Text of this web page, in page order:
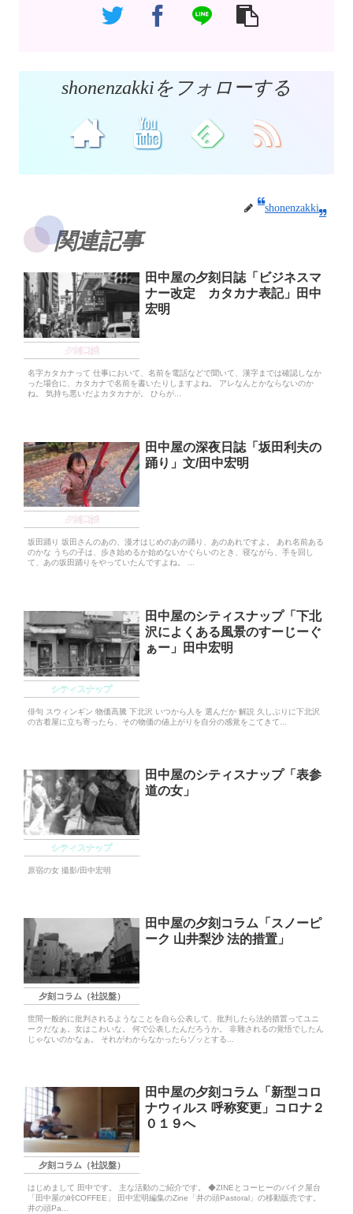
shonenzakkiをフォローする
shonenzakki
関連記事
夕刻日誌
田中屋の夕刻日誌「ビジネスマ
ナー改定 カタカナ表記」田中
宏明
名字カタカナって 仕事において、名前を電話などで聞いて、漢字までは確認しなか
った場合に、カタカナで名前を書いたりしますよね。 アレなんとかならないのか
ね。 気持ち悪いだよカタカナが。 ひらが...
夕刻日誌
田中屋の深夜日誌「坂田利夫の
踊り」文/田中宏明
坂田踊り 坂田さんのあの、漫才はじめのあの踊り、あのあれですよ。 あれ名前ある
のかな うちの子は、歩き始めるか始めないかぐらいのとき、寝ながら、手を回し
て、あの坂田踊りをやっていたんですよね。 ...
シティスナップ
田中屋のシティスナップ「下北
沢によくある風景のすーじーぐ
ぁー」田中宏明
俳句 スウィンギン 物価高騰 下北沢 いつから人を 選んだか 解説 久しぶりに下北沢
の古着屋に立ち寄ったら、その物価の値上がりを自分の感覚をこてきて...
シティスナップ
田中屋のシティスナップ「表参
道の女」
原宿の女 撮影/田中宏明
夕刻コラム（社説盤）
田中屋の夕刻コラム「スノーピ
ーク 山井梨沙 法的措置」
世間一般的に批判されるようなことを自ら公表して、批判したら法的措置ってユニ
ークだなぁ。女はこわいな。 何で公表したんだろうか。 非難されるの覚悟でしたん
じゃないのかなぁ。 それがわからなかったらゾッとする...
夕刻コラム（社説盤）
田中屋の夕刻コラム「新型コロ
ナウィルス 呼称変更」コロナ２
０１９へ
はじめまして 田中です。 主な活動のご紹介です。 ◆ZINEとコーヒーのバイク屋台
「田中屋の峠COFFEE」 田中宏明編集のZine「井の頭Pastoral」の移動販売です。
井の頭Pa...